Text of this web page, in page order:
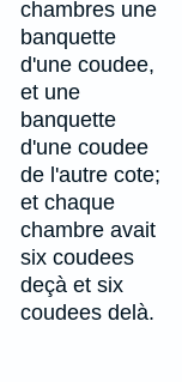
chambres une
banquette
d'une coudee,
et une
banquette
d'une coudee
de l'autre cote;
et chaque
chambre avait
six coudees
deçà et six
coudees delà.